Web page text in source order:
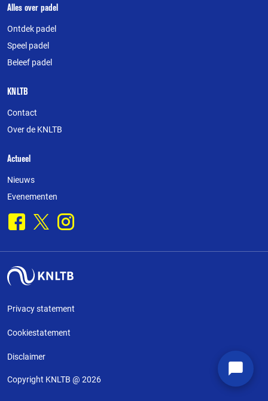
Over
deze
website
Alles over padel
Ontdek padel
Speel padel
Beleef padel
KNLTB
Contact
Over de KNLTB
Actueel
Nieuws
Evenementen
Facebook
X Instagram
Privacy statement
Cookiestatement
Disclaimer
Copyright KNLTB @ 2026